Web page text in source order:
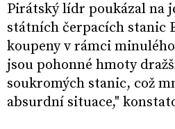
Pirátský lídr poukázal na
státních čerpacích stanic
koupeny v rámci
jsou pohonné hmoty
soukromých stanic, což
absurdní situace,"